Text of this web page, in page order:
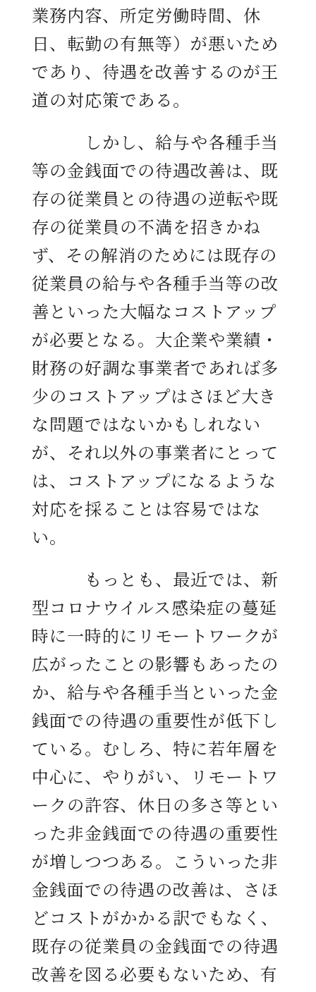
業務内容、所定労働時間、休
日、転勤の有無等）が悪いため
であり、待遇を改善するのが王
道の対応策である。
しかし、給与や各種手当
等の金銭面での待遇改善は、既
存の従業員との待遇の逆転や既
存の従業員の不満を招きかね
ず、その解消のためには既存の
従業員の給与や各種手当等の改
善といった大幅なコストアップ
が必要となる。大企業や業績・
財務の好調な事業者であれば多
少のコストアップはさほど大き
な問題ではないかもしれない
が、それ以外の事業者にとって
は、コストアップになるような
対応を採ることは容易ではな
い。
もっとも、最近では、新
型コロナウイルス感染症の蔓延
時に一時的にリモートワークが
広がったことの影響もあったの
か、給与や各種手当といった金
銭面での待遇の重要性が低下し
ている。むしろ、特に若年層を
中心に、やりがい、リモートワ
ークの許容、休日の多さ等とい
った非金銭面での待遇の重要性
が増しつつある。こういった非
金銭面での待遇の改善は、さほ
どコストがかかる訳でもなく、
既存の従業員の金銭面での待遇
改善を図る必要もないため、有